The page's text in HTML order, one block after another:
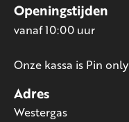
Adres
Westergas
Openingstijden
vanaf 10:00 uur
Onze kassa is Pin only